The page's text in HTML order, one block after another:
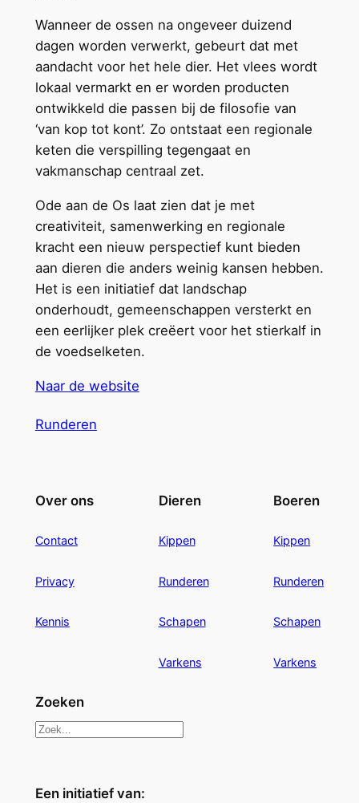
Wanneer de ossen na ongeveer duizend
dagen worden verwerkt, gebeurt dat met
aandacht voor het hele dier. Het vlees wordt
lokaal vermarkt en er worden producten
ontwikkeld die passen bij de filosofie van
‘van kop tot kont’. Zo ontstaat een regionale
keten die verspilling tegengaat en
vakmanschap centraal zet.
Ode aan de Os laat zien dat je met
creativiteit, samenwerking en regionale
kracht een nieuw perspectief kunt bieden
aan dieren die anders weinig kansen hebben.
Het is een initiatief dat landschap
onderhoudt, gemeenschappen versterkt en
een eerlijker plek creëert voor het stierkalf in
de voedselketen.
Naar de website
Runderen
Over ons
Contact
Privacy
Kennis
Dieren
Kippen
Runderen
Schapen
Varkens
Boeren
Kippen
Runderen
Schapen
Varkens
Zoeken
Z
k
Een initiatief van: